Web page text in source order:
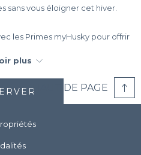
vous éloigner cet hiver.
les Primes myHusky pour offrir
de la création d'un nouveau
de la maison à l'Hôtel sera
peut-être un changement de
plus de 50 hôtels au Canada,
restant près de chez vous.
plus
HAUT DE PAGE